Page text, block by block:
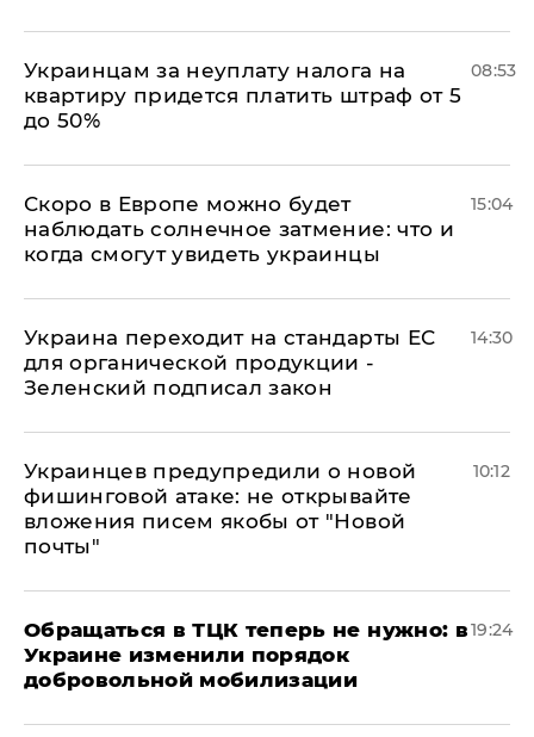
Украинцам за неуплату налога на
квартиру придется платить штраф от 5
до 50%
08:53
Скоро в Европе можно будет
наблюдать солнечное затмение: что и
когда смогут увидеть украинцы
15:04
Украина переходит на стандарты ЕС
для органической продукции -
Зеленский подписал закон
14:30
Украинцев предупредили о новой
фишинговой атаке: не открывайте
вложения писем якобы от "Новой
почты"
10:12
Обращаться в ТЦК теперь не нужно: в
Украине изменили порядок
добровольной мобилизации
19:24